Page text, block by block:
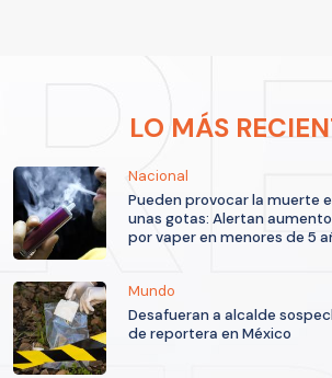
LO MÁS
Nacional
Pueden provocar la muerte
unas gotas: Alertan
por vaper en menores de 5
Mundo
Desafueran a alcalde
de reportera en México